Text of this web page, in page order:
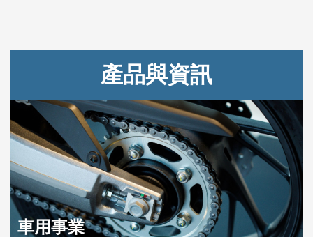
產品與資訊
車用事業